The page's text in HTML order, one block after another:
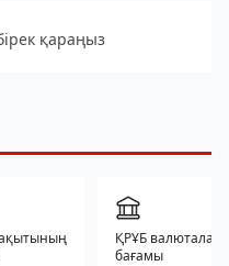
қараңыз
ҚРҰБ валюталар
бағамы